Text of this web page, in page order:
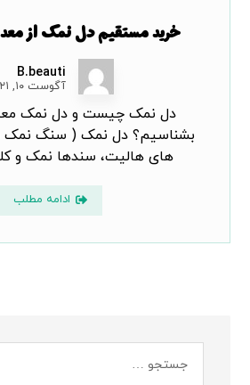
خرید مستقیم دل نمک از
B.beauti
آگوست ۱۰, ۲۰۲۱
دل نمک چیست و دل نمک
بشناسیم؟ دل نمک ( سنگ نمک
های هالیت، سندها نمک و
ادامه مطلب